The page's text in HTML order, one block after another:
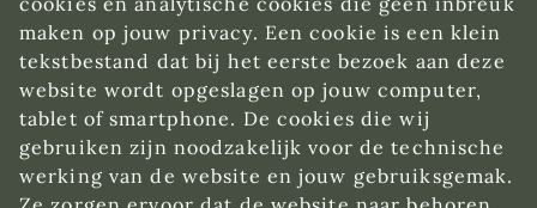
maken op jouw privacy. Een cookie is een klein
tekstbestand dat bij het eerste bezoek aan deze
website wordt opgeslagen op jouw computer,
tablet of smartphone. De cookies die wij
gebruiken zijn noodzakelijk voor de technische
werking van de website en jouw gebruiksgemak.